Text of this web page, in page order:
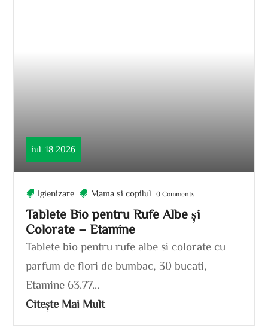
Tablete Bio pentru Rufe Albe și
Colorate – Etamine
iul. 18 2026
Igienizare Mama si copilul 0 Comments
Tablete bio pentru rufe albe si colorate cu
parfum de flori de bumbac, 30 bucati,
Etamine 63.77...
Citește Mai Mult